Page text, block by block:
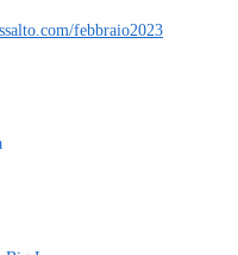
febbraio2023